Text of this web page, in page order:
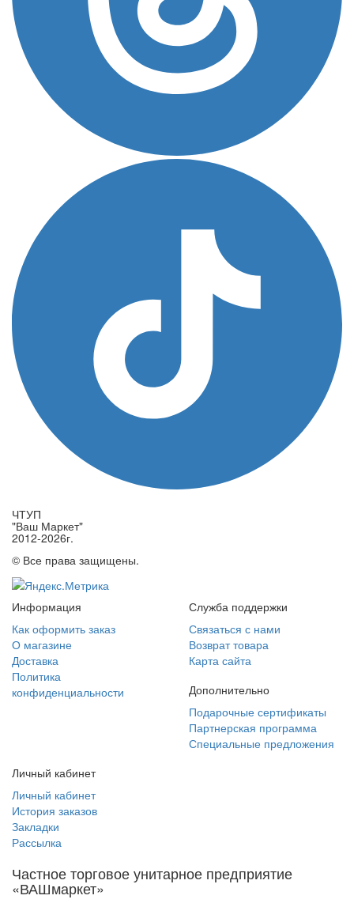
ЧТУП
"Ваш Маркет"
2012-2026г.
© Все права защищены.
Информация
Как оформить заказ
О магазине
Доставка
Политика
конфиденциальности
Служба поддержки
Связаться с нами
Возврат товара
Карта сайта
Дополнительно
Подарочные сертификаты
Партнерская программа
Специальные предложения
Личный кабинет
Личный кабинет
История заказов
Закладки
Рассылка
Частное торговое унитарное предприятие
«ВАШмаркет»